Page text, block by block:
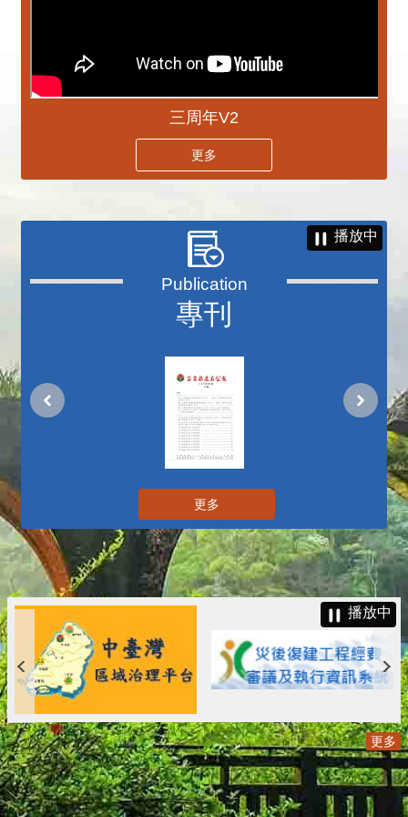
三周年V2
更多
專刊
播放中
更多
播放中
更多